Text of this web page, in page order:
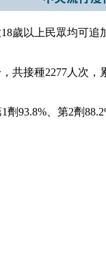
歲以上民眾均可
接種2277人次
93.8%、第2劑